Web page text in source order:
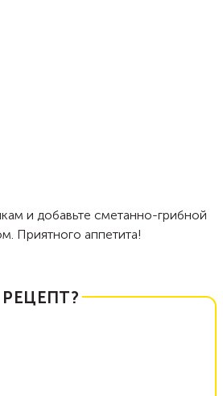
и добавьте сметанно-грибной
Приятного аппетита!